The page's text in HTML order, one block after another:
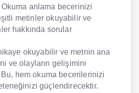
Okuma anlama becerinizi
metinler okuyabilir ve
hakkında sorular
okuyabilir ve metnin ana
ve olayların gelişimini
hem okuma becerilerinizi
güçlendirecektir.